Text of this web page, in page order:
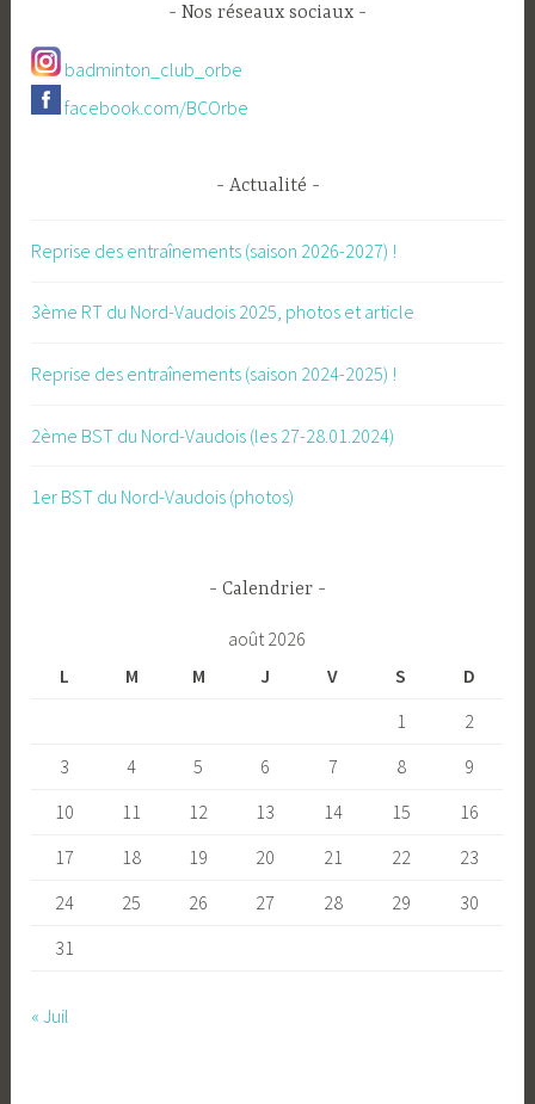
Nos réseaux sociaux
badminton_club_orbe
facebook.com/BCOrbe
Actualité
Reprise des entraînements (saison 2026-2027) !
3ème RT du Nord-Vaudois 2025, photos et article
Reprise des entraînements (saison 2024-2025) !
2ème BST du Nord-Vaudois (les 27-28.01.2024)
1er BST du Nord-Vaudois (photos)
Calendrier
août 2026
L
M M J V S
D
1
2
3
4 5 6 7 8
9
10
11 12 13 14 15
16
17
18 19 20 21 22
23
24
25 26 27 28 29
30
31
« Juil